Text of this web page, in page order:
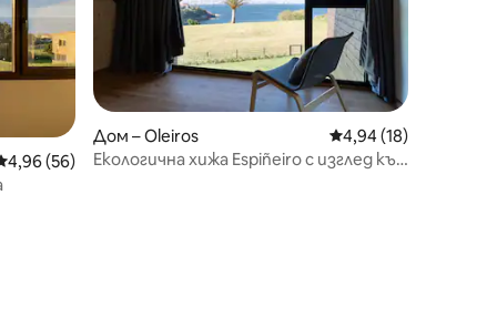
оценка: 4,96 от 5, 56 отзива
4,96 (56)
Дом – Oleiros Средна оценка:
4,94 (18)
Екологична хижа Espiñeiro с изглед към